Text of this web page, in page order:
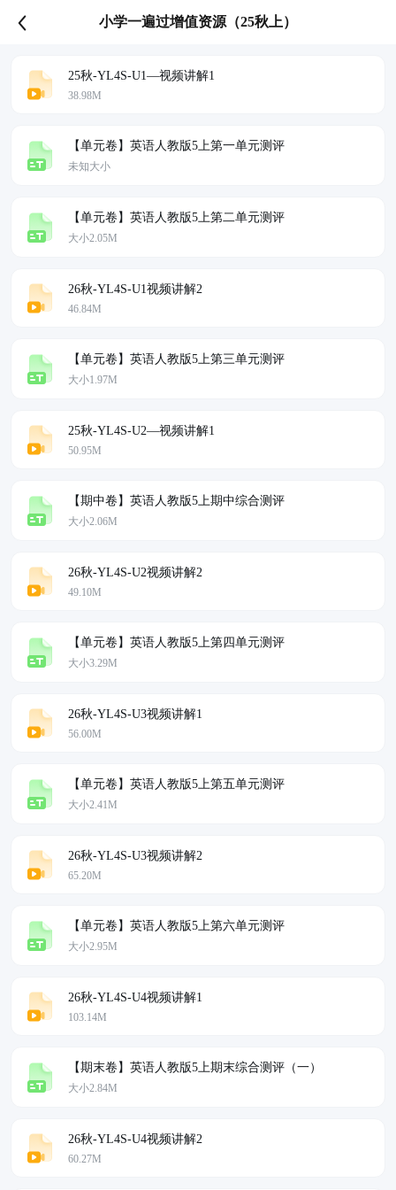
小学一遍过增值资源（25秋上）
25秋-YL4S-U1—视频讲解1
38.98M
【单元卷】英语人教版5上第一单元测评
未知大小
【单元卷】英语人教版5上第二单元测评
大小2.05M
26秋-YL4S-U1视频讲解2
46.84M
【单元卷】英语人教版5上第三单元测评
大小1.97M
25秋-YL4S-U2—视频讲解1
50.95M
【期中卷】英语人教版5上期中综合测评
大小2.06M
26秋-YL4S-U2视频讲解2
49.10M
【单元卷】英语人教版5上第四单元测评
大小3.29M
26秋-YL4S-U3视频讲解1
56.00M
【单元卷】英语人教版5上第五单元测评
大小2.41M
26秋-YL4S-U3视频讲解2
65.20M
【单元卷】英语人教版5上第六单元测评
大小2.95M
26秋-YL4S-U4视频讲解1
103.14M
【期末卷】英语人教版5上期末综合测评（一）
大小2.84M
26秋-YL4S-U4视频讲解2
60.27M